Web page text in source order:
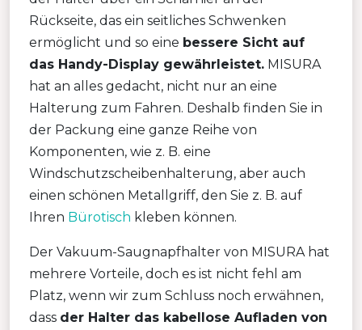
Rückseite, das ein seitliches Schwenken
ermöglicht und so eine bessere Sicht auf
das Handy-Display gewährleistet. MISURA
hat an alles gedacht, nicht nur an eine
Halterung zum Fahren. Deshalb finden Sie in
der Packung eine ganze Reihe von
Komponenten, wie z. B. eine
Windschutzscheibenhalterung, aber auch
einen schönen Metallgriff, den Sie z. B. auf
Ihren Bürotisch kleben können.
Der Vakuum-Saugnapfhalter von MISURA hat
mehrere Vorteile, doch es ist nicht fehl am
Platz, wenn wir zum Schluss noch erwähnen,
dass der Halter das kabellose Aufladen von